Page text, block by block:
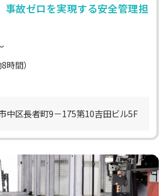
事故ゼロを実現する安全管理担
間）
中区長者町9－175第10吉田ビル5F